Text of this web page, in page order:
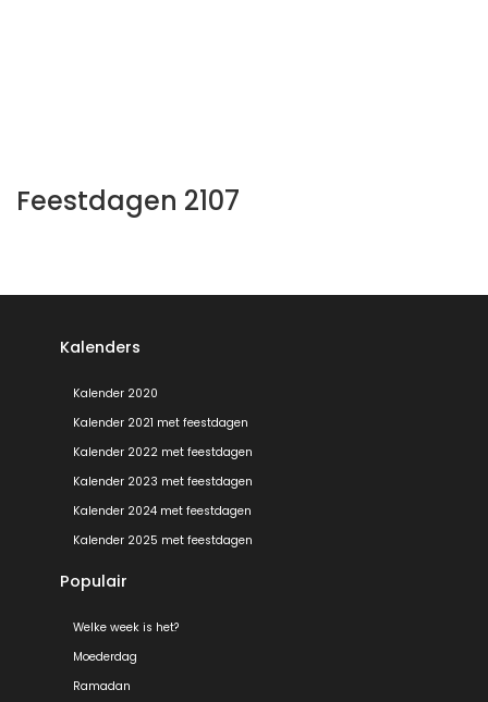
Feestdagen 2107
Kalenders
Kalender 2020
Kalender 2021 met feestdagen
Kalender 2022 met feestdagen
Kalender 2023 met feestdagen
Kalender 2024 met feestdagen
Kalender 2025 met feestdagen
Populair
Welke week is het?
Moederdag
Ramadan